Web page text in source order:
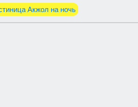
Акжол на ночь